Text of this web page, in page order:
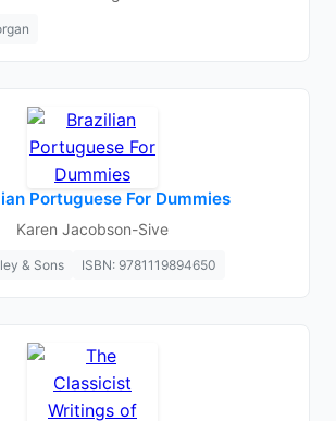
Portuguese For Dummies
Karen Jacobson-Sive
& Sons ISBN: 9781119894650